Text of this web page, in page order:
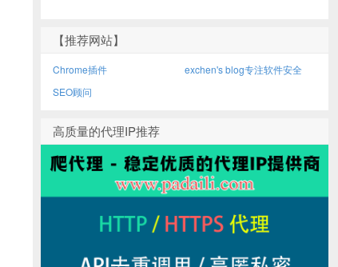
【推荐网站】
Chrome插件
exchen's blog专注软件安全
SEO顾问
高质量的代理IP推荐